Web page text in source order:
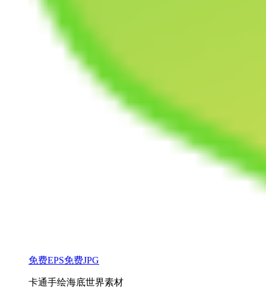
免费EPS免费JPG
卡通手绘海底世界素材